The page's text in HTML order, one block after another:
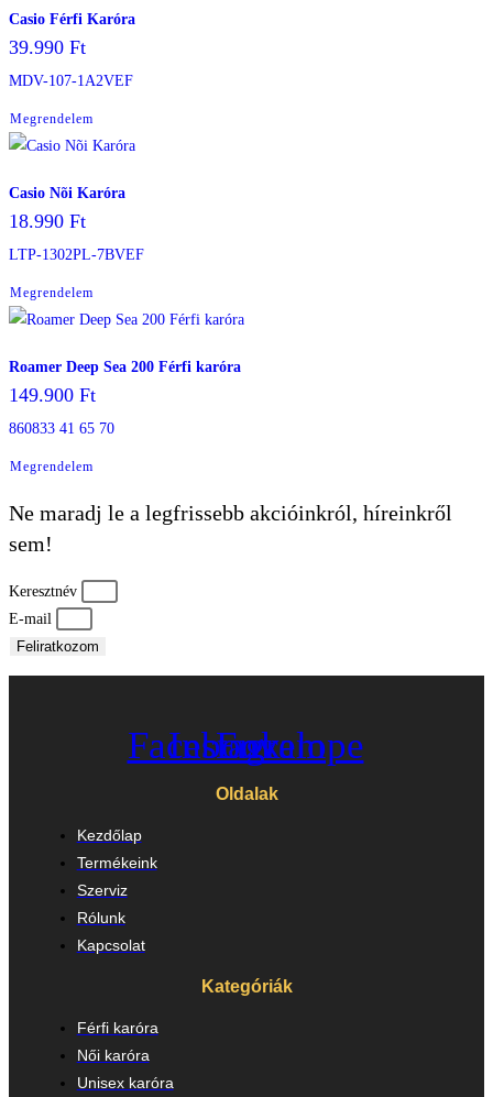
Casio Férfi Karóra
39.990 Ft
MDV-107-1A2VEF
Megrendelem
Casio Nõi Karóra
18.990 Ft
LTP-1302PL-7BVEF
Megrendelem
Roamer Deep Sea 200 Férfi karóra
149.900 Ft
860833 41 65 70
Megrendelem
Ne maradj le a legfrissebb akcióinkról, híreinkről
sem!
Keresztnév
E-mail
Feliratkozom
Facebook
Instagram
Envelope
Oldalak
Kezdőlap
Termékeink
Szerviz
Rólunk
Kapcsolat
Kategóriák
Férfi karóra
Női karóra
Unisex karóra